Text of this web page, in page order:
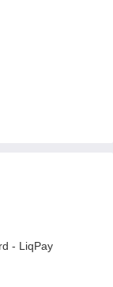
- LiqPay